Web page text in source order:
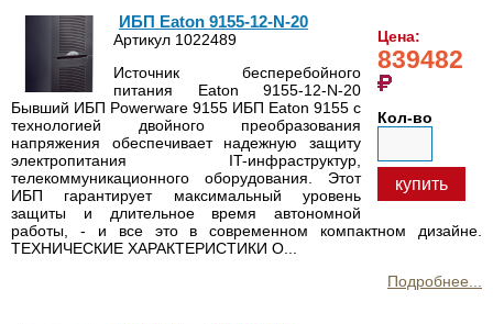
Цена:
839482
Кол-во
купить
ИБП Eaton 9155-12-N-20
Артикул 1022489
Источник бесперебойного
питания Eaton 9155-12-N-20
Бывший ИБП Powerware 9155 ИБП Eaton 9155 с
технологией двойного преобразования
напряжения обеспечивает надежную защиту
электропитания IT-инфраструктур,
телекоммуникационного оборудования. Этот
ИБП гарантирует максимальный уровень
защиты и длительное время автономной
работы, - и все это в современном компактном дизайне.
ТЕХНИЧЕСКИЕ ХАРАКТЕРИСТИКИ О...
Подробнее...